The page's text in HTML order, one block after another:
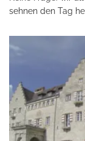
sehnen den Tag